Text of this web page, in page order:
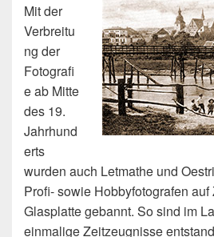
Mit der
Verbreitu
ng der
Fotografi
e ab Mitte
des 19.
Jahrhund
erts
wurden auch Letmathe und
Profi- sowie Hobbyfotografen
Glasplatte gebannt. So sind im
einmalige Zeitzeugnisse